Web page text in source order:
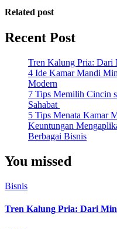
Related post
Recent Post
Tren Kalung Pria:
4 Ide Kamar Mandi
Modern
7 Tips Memilih Cincin
Sahabat
5 Tips Menata Kamar
Keuntungan
Berbagai Bisnis
You missed
Bisnis
Tren Kalung Pria: Dari